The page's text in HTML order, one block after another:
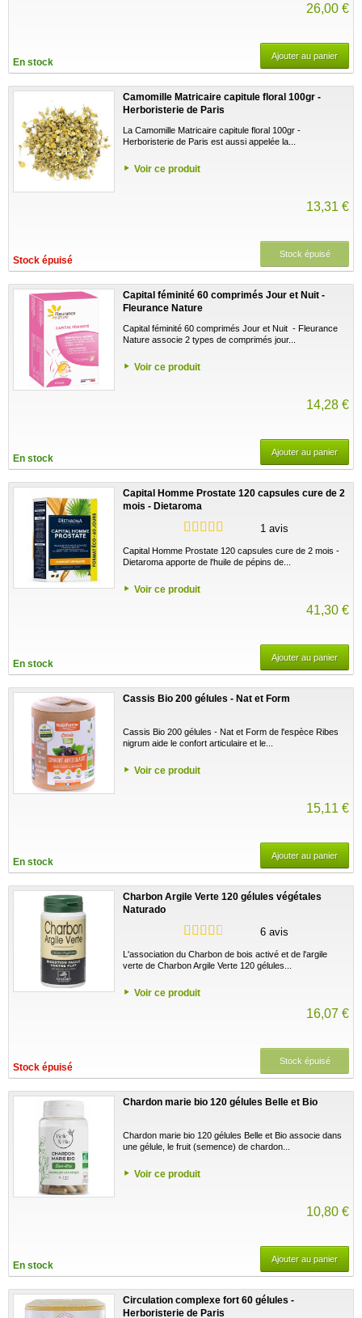
26,00 €
En stock
Ajouter au panier
Camomille Matricaire capitule floral 100gr -
Herboristerie de Paris
La Camomille Matricaire capitule floral 100gr -
Herboristerie de Paris est aussi appelée la...
Voir ce produit
13,31 €
Stock épuisé
Stock épuisé
Capital féminité 60 comprimés Jour et Nuit -
Fleurance Nature
Capital féminité 60 comprimés Jour et Nuit - Fleurance
Nature associe 2 types de comprimés jour...
Voir ce produit
14,28 €
En stock
Ajouter au panier
Capital Homme Prostate 120 capsules cure de 2
mois - Dietaroma
1 avis
Capital Homme Prostate 120 capsules cure de 2 mois -
Dietaroma apporte de l'huile de pépins de...
Voir ce produit
41,30 €
En stock
Ajouter au panier
Cassis Bio 200 gélules - Nat et Form
Cassis Bio 200 gélules - Nat et Form de l'espèce Ribes
nigrum aide le confort articulaire et le...
Voir ce produit
15,11 €
En stock
Ajouter au panier
Charbon Argile Verte 120 gélules végétales
Naturado
6 avis
L'association du Charbon de bois activé et de l'argile
verte de Charbon Argile Verte 120 gélules...
Voir ce produit
16,07 €
Stock épuisé
Stock épuisé
Chardon marie bio 120 gélules Belle et Bio
Chardon marie bio 120 gélules Belle et Bio associe dans
une gélule, le fruit (semence) de chardon...
Voir ce produit
10,80 €
En stock
Ajouter au panier
Circulation complexe fort 60 gélules -
Herboristerie de Paris